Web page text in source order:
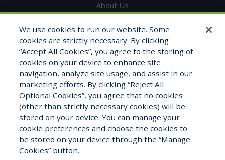
About Us
Testimonials
Contact Info
1325 Fourth Ave, STE 1705
Seattle, WA 98101
1-800-681-7177
Monday – Friday 8:00am to 5:00pm
We use cookies to run our website. Some
cookies are strictly necessary. By clicking
“Accept All Cookies”, you agree to the storing of
cookies on your device to enhance site
navigation, analyze site usage, and assist in our
marketing efforts. By clicking “Reject All
Optional Cookies”, you agree that no cookies
(other than strictly necessary cookies) will be
stored on your device. You can manage your
cookie preferences and choose the cookies to
be stored on your device through the “Manage
Cookies” button.